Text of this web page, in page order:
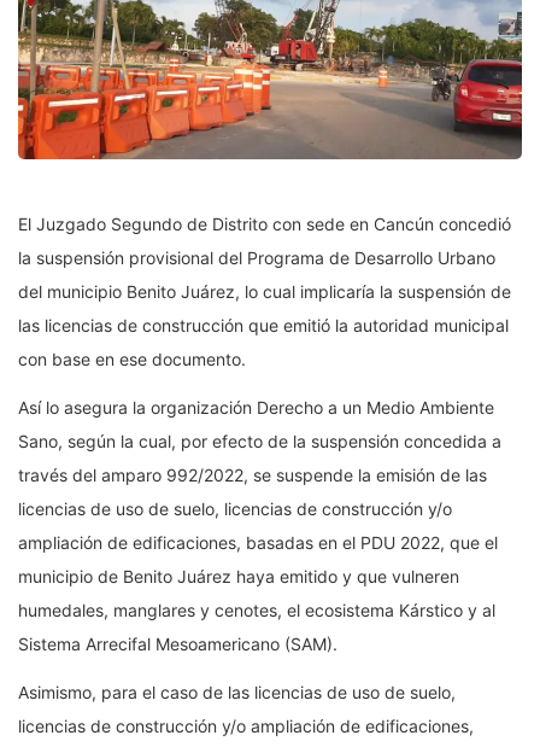
El Juzgado Segundo de Distrito con sede en Cancún concedió
la suspensión provisional del Programa de Desarrollo Urbano
del municipio Benito Juárez, lo cual implicaría la suspensión de
las licencias de construcción que emitió la autoridad municipal
con base en ese documento.
Así lo asegura la organización Derecho a un Medio Ambiente
Sano, según la cual, por efecto de la suspensión concedida a
través del amparo 992/2022, se suspende la emisión de las
licencias de uso de suelo, licencias de construcción y/o
ampliación de edificaciones, basadas en el PDU 2022, que el
municipio de Benito Juárez haya emitido y que vulneren
humedales, manglares y cenotes, el ecosistema Kárstico y al
Sistema Arrecifal Mesoamericano (SAM).
Asimismo, para el caso de las licencias de uso de suelo,
licencias de construcción y/o ampliación de edificaciones,